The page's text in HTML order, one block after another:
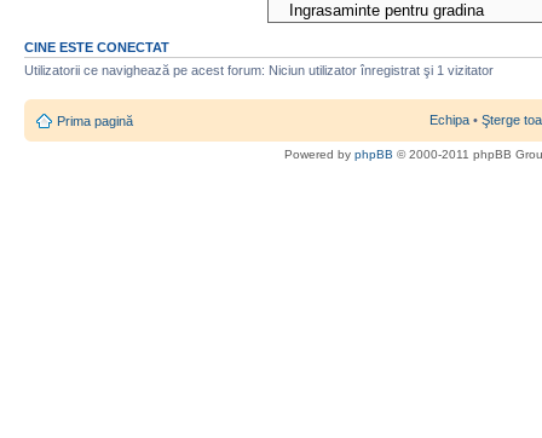
CINE ESTE CONECTAT
Utilizatorii ce navighează pe acest forum: Niciun utilizator înregistrat şi 1 vizitator
Prima pagină Echipa • Şterge
Powered by phpBB © 2000-2011 phpBB